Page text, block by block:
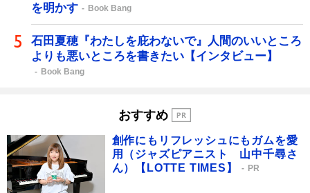
を明かす
Book Bang
石田夏穂『わたしを庇わないで』人間のいいところ
よりも悪いところを書きたい【インタビュー】
Book Bang
おすすめ
創作にもリフレッシュにもガムを愛
用（ジャズピアニスト 山中千尋さ
ん）【LOTTE TIMES】
PR